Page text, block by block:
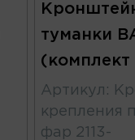
туманки
(комплект
Артикул :
крепления
фар 2113-